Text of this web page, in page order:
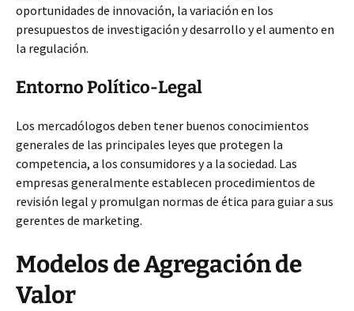
oportunidades de innovación, la variación en los
presupuestos de investigación y desarrollo y el aumento en
la regulación.
Entorno Político-Legal
Los mercadólogos deben tener buenos conocimientos
generales de las principales leyes que protegen la
competencia, a los consumidores y a la sociedad. Las
empresas generalmente establecen procedimientos de
revisión legal y promulgan normas de ética para guiar a sus
gerentes de marketing.
Modelos de Agregación de
Valor